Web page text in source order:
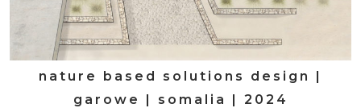
nature based solutions design |
garowe | somalia | 2024